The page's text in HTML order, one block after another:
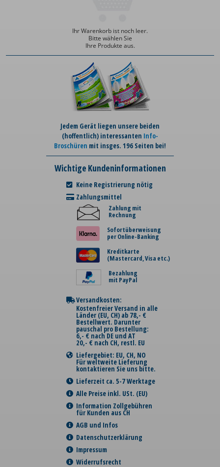
Ihr Warenkorb ist noch leer.
Bitte wählen Sie
Ihre Produkte aus.
Jedem Gerät liegen unsere beiden
(hoffentlich) interessanten Info-
Broschüren mit insges. 196 Seiten bei!
Wichtige Kundeninformationen
Keine Registrierung nötig
Zahlungsmittel
Zahlung mit
Rechnung
Sofortüberweisung
per Online-Banking
Kreditkarte
(Mastercard, Visa etc.)
Bezahlung
mit PayPal
Versandkosten:
Kostenfreier Versand in alle
Länder (EU, CH) ab 78,- €
Bestellwert. Darunter
pauschal pro Bestellung:
6,- € nach DE und AT
20,- € nach CH, restl. EU
Liefergebiet: EU, CH, NO
Für weltweite Lieferung
kontaktieren Sie uns bitte.
Lieferzeit ca. 5-7 Werktage
Alle Preise inkl. USt. (EU)
Information Zollgebühren
für Kunden aus CH
AGB und Infos
Datenschutzerklärung
Impressum
Widerrufsrecht